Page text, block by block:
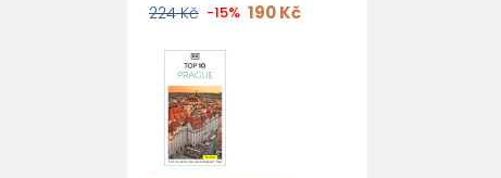
224 Kč -15% 190 Kč